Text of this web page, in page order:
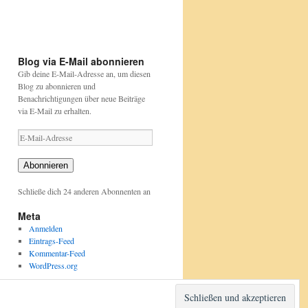
gartenvoegel/index.html gartenvoegel/
Blog via E-Mail abonnieren
Gib deine E-Mail-Adresse an, um diesen
Blog zu abonnieren und
Benachrichtigungen über neue Beiträge
via E-Mail zu erhalten.
E-
Mail-
Adresse
Abonnieren
Schließe dich 24 anderen Abonnenten an
Meta
Anmelden
Eintrags-Feed
Kommentar-Feed
WordPress.org